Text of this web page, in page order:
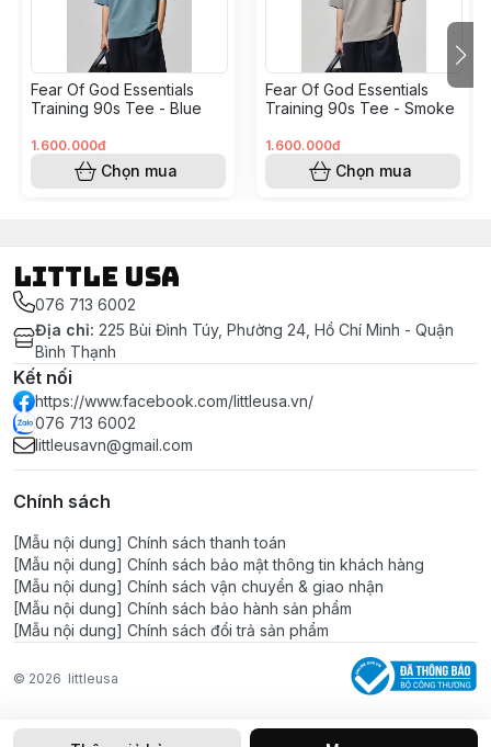
Fear Of God Essentials
Training 90s Tee - Blue
1.600.000đ
Chọn mua
Fear Of God Essentials
Training 90s Tee - Smoke
1.600.000đ
Chọn mua
LITTLE USA
076 713 6002
Địa chỉ: 225 Bùi Đình Túy, Phường 24, Hồ Chí Minh - Quận
Bình Thạnh
Kết nối
https://www.facebook.com/littleusa.vn/
076 713 6002
littleusavn@gmail.com
Chính sách
[Mẫu nội dung] Chính sách thanh toán
[Mẫu nội dung] Chính sách bảo mật thông tin khách hàng
[Mẫu nội dung] Chính sách vận chuyển & giao nhận
[Mẫu nội dung] Chính sách bảo hành sản phẩm
[Mẫu nội dung] Chính sách đổi trả sản phẩm
© 2026 littleusa